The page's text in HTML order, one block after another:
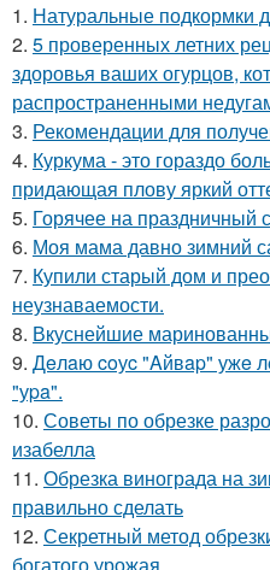
1. Натуральные подкормки
2. 5 проверенных летних
здоровья ваших огурцов,
распространенными
3. Рекомендации для
4. Куркума - это гораздо
придающая плову яркий
5. Горячее на праздничный
6. Моя мама давно зимний
7. Купили старый дом и
неузнаваемости.
8. Вкуснейшие
9. Дeлaю coуc "Aйвap" ужe
"уpa".
10. Советы по обрезке
изабелла
11. Обрезка винограда на
правильно сделать
12. Секретный метод